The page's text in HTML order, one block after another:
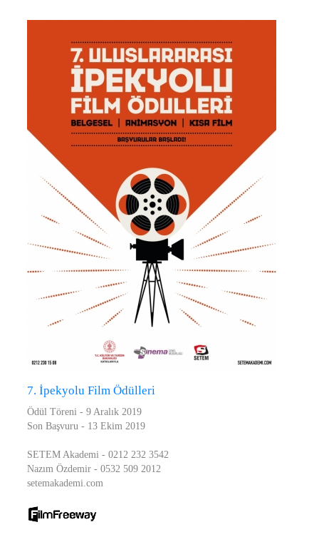
7. İpekyolu Film Ödülleri
Ödül Töreni - 9 Aralık 2019
Son Başvuru - 13 Ekim 2019
SETEM Akademi - 0212 232 3542
Nazım Özdemir - 0532 509 2012
setemakademi.com